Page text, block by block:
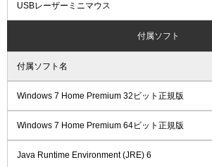
USBレーザーミニマウス
付属ソフト
付属ソフト名
Windows 7 Home Premium 32ビット正規版
Windows 7 Home Premium 64ビット正規版
Java Runtime Environment (JRE) 6